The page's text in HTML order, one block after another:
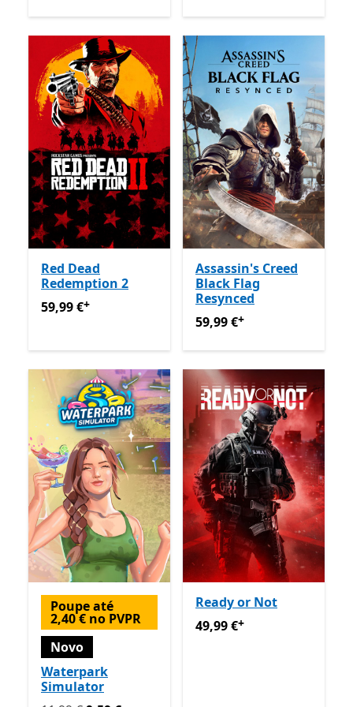
Red Dead
Redemption 2
59,99 €Ofertas em compras de aplicações
59,99 €+
Assassin's Creed
Black Flag
Resynced
59,99 €Ofertas em
59,99 €+
Poupe até
2,40 € no PVPR
Novo
Waterpark
Simulator
Ready or Not
49,99 €Ofertas em
49,99 €+